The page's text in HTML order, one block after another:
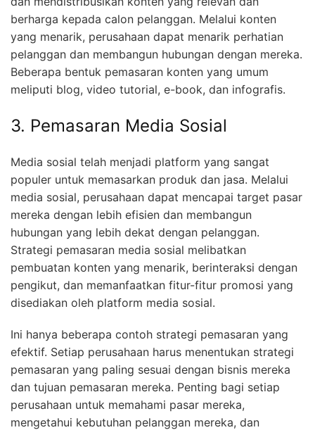
berharga kepada calon pelanggan. Melalui konten
yang menarik, perusahaan dapat menarik perhatian
pelanggan dan membangun hubungan dengan mereka.
Beberapa bentuk pemasaran konten yang umum
meliputi blog, video tutorial, e-book, dan infografis.
3. Pemasaran Media Sosial
Media sosial telah menjadi platform yang sangat
populer untuk memasarkan produk dan jasa. Melalui
media sosial, perusahaan dapat mencapai target pasar
mereka dengan lebih efisien dan membangun
hubungan yang lebih dekat dengan pelanggan.
Strategi pemasaran media sosial melibatkan
pembuatan konten yang menarik, berinteraksi dengan
pengikut, dan memanfaatkan fitur-fitur promosi yang
disediakan oleh platform media sosial.
Ini hanya beberapa contoh strategi pemasaran yang
efektif. Setiap perusahaan harus menentukan strategi
pemasaran yang paling sesuai dengan bisnis mereka
dan tujuan pemasaran mereka. Penting bagi setiap
perusahaan untuk memahami pasar mereka,
mengetahui kebutuhan pelanggan mereka, dan